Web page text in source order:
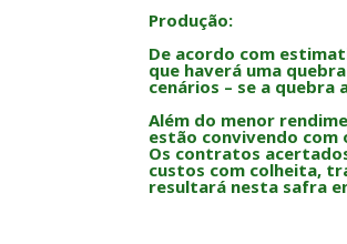
Produção:
De acordo com
que haverá uma
cenários – se a quebra
Além do menor
estão convivendo
Os contratos
custos com colheita,
resultará nesta safra